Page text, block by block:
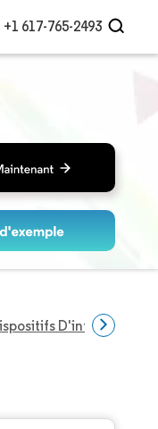
+1 617-765-2493
D'interphonie